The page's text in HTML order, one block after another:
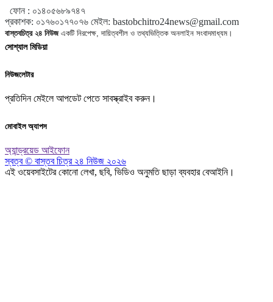
ফোন : ০১৪০৫৬৮৯৭৪৭
প্রকাশক: ০১৭৬০১৭৭০৭৬ মেইল: bastobchitro24news@gmail.com
বাস্তবচিত্র ২৪ নিউজএকটি নিরপেক্ষ, দায়িত্বশীল ও তথ্যভিত্তিক অনলাইন সংবাদমাধ্যম।
সোশ্যাল মিডিয়া
নিউজলেটার
প্রতিদিন মেইলে আপডেট পেতে সাবস্ক্রাইব করুন।
মোবাইল অ্যাপস
অ্যান্ড্রয়েড আইফোন
স্বত্ব © বাস্তব চিত্র ২৪ নিউজ ২০২৬
এই ওয়েবসাইটের কোনো লেখা, ছবি, ভিডিও অনুমতি ছাড়া ব্যবহার বেআইনি।